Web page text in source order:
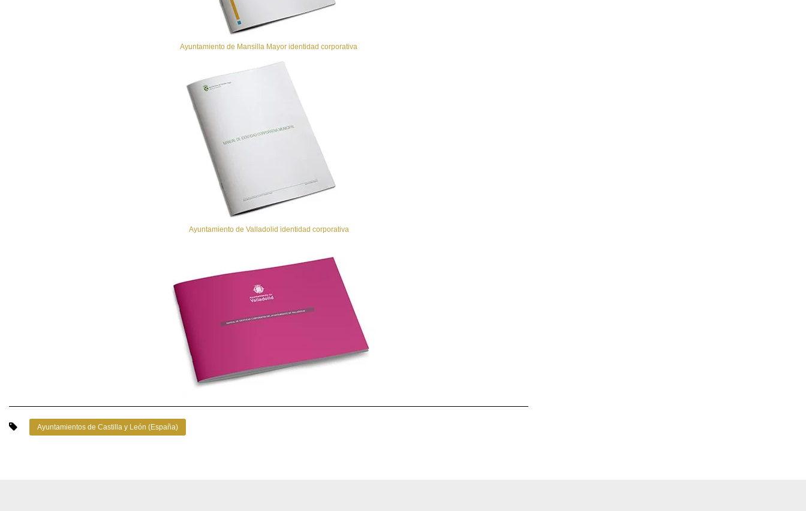
Ayuntamiento de Mansilla Mayor identidad corporativa
Ayuntamiento de Valladolid identidad corporativa
Ayuntamientos de Castilla y León (España)